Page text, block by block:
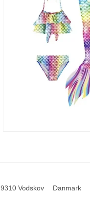
9310 Vodskov Danmark